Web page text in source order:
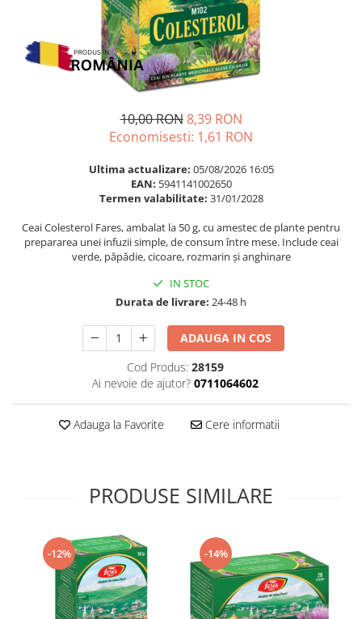
Par si unghii
Probiotice si prebiotice
Slabire si control greutate
Somn stres si anxietate
Supliment Calciu
Supliment Complexe
Supliment Magneziu
Supliment Vitamina B
Supliment Vitamina C
Supliment Vitamina D3
Supliment Vitamina E
Supliment Zinc
Vitamine si minerale
Balsam masca si tratament
Produse cu SPF Pentru Fata
10,00 RON 8,39 RON
Economisesti: 1,61 RON
Ultima actualizare: 05/08/2026 16:05
EAN: 5941141002650
Termen valabilitate: 31/01/2028
Ceai Colesterol Fares, ambalat la 50 g, cu amestec de plante pentru
prepararea unei infuzii simple, de consum între mese. Include ceai
verde, păpădie, cicoare, rozmarin și anghinare
IN STOC
Durata de livrare: 24-48 h
ADAUGA IN COS
Cod Produs: 28159
Ai nevoie de ajutor? 0711064602
Adauga la Favorite Cere informatii
PRODUSE SIMILARE
-12% -14%